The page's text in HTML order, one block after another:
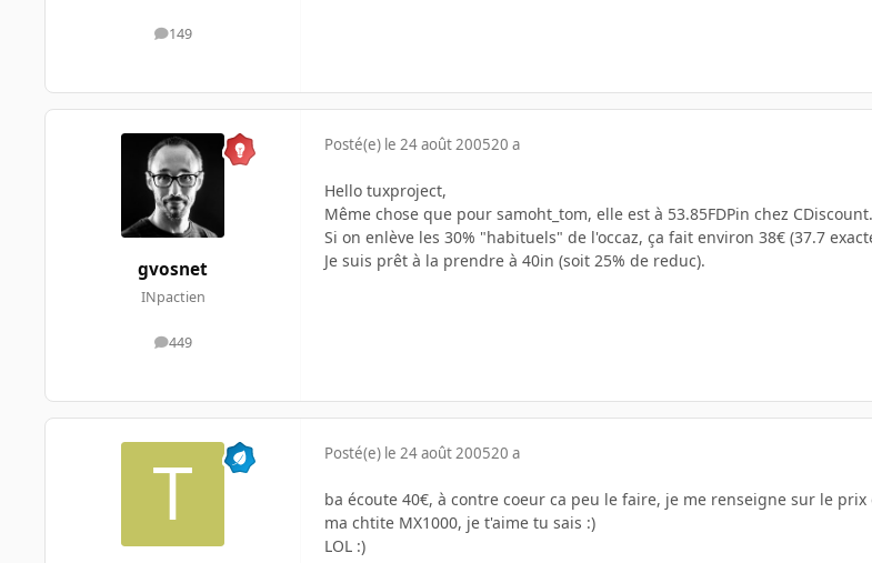
149
messages
gvosnet
INpactien
449
messages
Posté(e) le 24 août 200520 a
Hello tuxproject,
Même chose que pour samoht_tom, elle est à 53.85FDPin chez
Si on enlève les 30% "habituels" de l'occaz, ça fait environ 38€ (37.7
Je suis prêt à la prendre à 40in (soit 25% de reduc).
Posté(e) le 24 août 200520 a
ba écoute 40€, à contre coeur ca peu le faire, je me renseigne sur le
ma chtite MX1000, je t'aime tu sais :)
LOL :)